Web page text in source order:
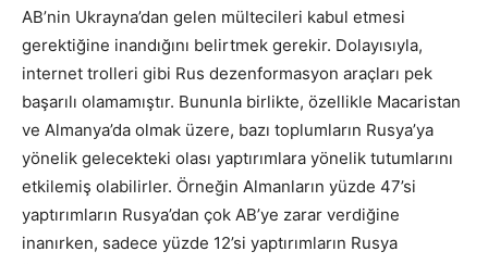
AB’nin Ukrayna’dan gelen mültecileri kabul etmesi
gerektiğine inandığını belirtmek gerekir. Dolayısıyla,
internet trolleri gibi Rus dezenformasyon araçları pek
başarılı olamamıştır. Bununla birlikte, özellikle Macaristan
ve Almanya’da olmak üzere, bazı toplumların Rusya’ya
yönelik gelecekteki olası yaptırımlara yönelik tutumlarını
etkilemiş olabilirler. Örneğin Almanların yüzde 47’si
yaptırımların Rusya’dan çok AB’ye zarar verdiğine
inanırken, sadece yüzde 12’si yaptırımların Rusya